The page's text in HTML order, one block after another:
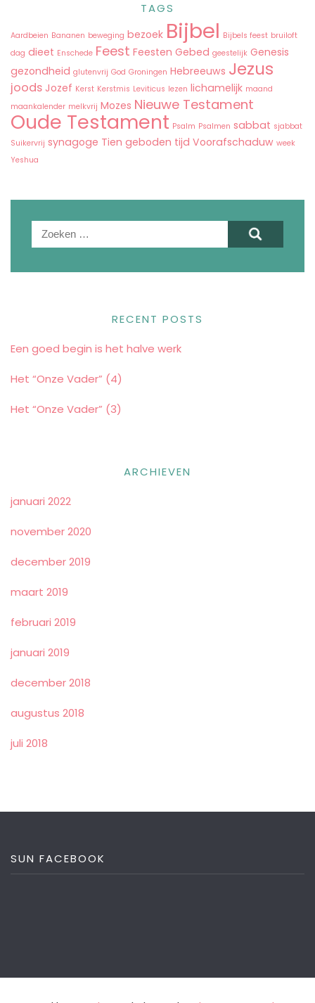
TAGS
Aardbeien Bananen beweging bezoek Bijbel Bijbels feest bruiloft
dag dieet Enschede Feest Feesten Gebed geestelijk Genesis
gezondheid glutenvrij God Groningen Hebreeuws Jezus
joods Jozef Kerst Kerstmis Leviticus lezen lichamelijk maand
maankalender melkvrij Mozes Nieuwe Testament
Oude Testament Psalm Psalmen sabbat sjabbat
Suikervrij synagoge Tien geboden tijd Voorafschaduw week
Yeshua
Zoeken
RECENT POSTS
Een goed begin is het halve werk
Het “Onze Vader” (4)
Het “Onze Vader” (3)
ARCHIEVEN
januari 2022
november 2020
december 2019
maart 2019
februari 2019
januari 2019
december 2018
augustus 2018
juli 2018
SUN FACEBOOK